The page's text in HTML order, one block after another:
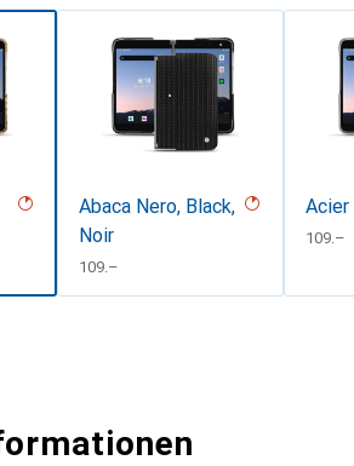
Abaca Nero, Black,
Noir
CHF
109.–
CHF
109.–